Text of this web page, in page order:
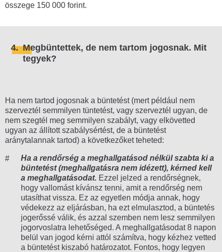
összege 150 000 forint.
4. Megbüntettek, de nem tartom jogosnak. Mit
tegyek?
Ha nem tartod jogosnak a büntetést (mert például nem
szerveztél semmilyen tüntetést, vagy szerveztél ugyan, de
nem szegtél meg semmilyen szabályt, vagy elkövetted
ugyan az állított szabálysértést, de a büntetést
aránytalannak tartod) a következőket teheted:
Ha a rendőrség a meghallgatásod nélkül szabta ki a
büntetést (meghallgatásra nem idézett), kérned kell
a meghallgatásodat. Ezzel jelzed a rendőrségnek,
hogy vallomást kívánsz tenni, amit a rendőrség nem
utasíthat vissza. Ez az egyetlen módja annak, hogy
védekezz az eljárásban, ha ezt elmulasztod, a büntetés
jogerőssé válik, és azzal szemben nem lesz semmilyen
jogorvoslatra lehetőséged. A meghallgatásodat 8 napon
belül van jogod kérni attól számítva, hogy kézhez vetted
a büntetést kiszabó határozatot. Fontos, hogy legyen